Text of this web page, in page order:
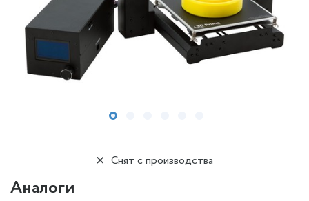
Снят с производства
Аналоги